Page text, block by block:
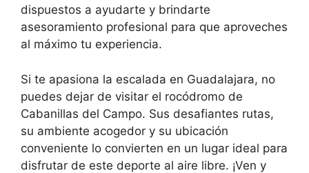
dispuestos a ayudarte y brindarte
asesoramiento profesional para que aproveches
al máximo tu experiencia.
Si te apasiona la escalada en Guadalajara, no
puedes dejar de visitar el rocódromo de
Cabanillas del Campo. Sus desafiantes rutas,
su ambiente acogedor y su ubicación
conveniente lo convierten en un lugar ideal para
disfrutar de este deporte al aire libre. ¡Ven y